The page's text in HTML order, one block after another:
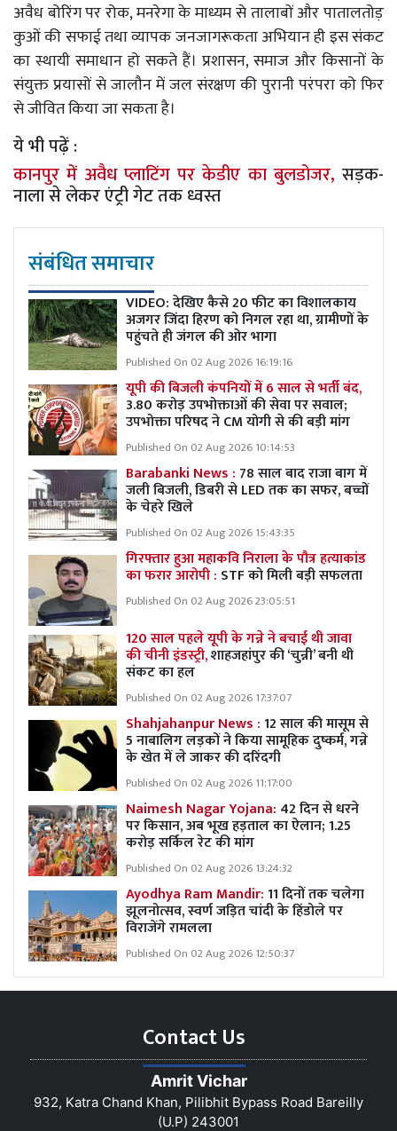
अवैध बोरिंग पर रोक, मनरेगा के माध्यम से तालाबों और पातालतोड़
कुओं की सफाई तथा व्यापक जनजागरूकता अभियान ही इस संकट
का स्थायी समाधान हो सकते हैं। प्रशासन, समाज और किसानों के
संयुक्त प्रयासों से जालौन में जल संरक्षण की पुरानी परंपरा को फिर
से जीवित किया जा सकता है।
ये भी पढ़ें :
कानपुर में अवैध प्लाटिंग पर केडीए का बुलडोजर, सड़क-
नाला से लेकर एंट्री गेट तक ध्वस्त
संबंधित समाचार
VIDEO: देखिए कैसे 20 फीट का विशालकाय
अजगर जिंदा हिरण को निगल रहा था, ग्रामीणों के
पहुंचते ही जंगल की ओर भागा
Published On 02 Aug 2026 16:19:16
यूपी की बिजली कंपनियों में 6 साल से भर्ती बंद,
3.80 करोड़ उपभोक्ताओं की सेवा पर सवाल;
उपभोक्ता परिषद ने CM योगी से की बड़ी मांग
Published On 02 Aug 2026 10:14:53
Barabanki News : 78 साल बाद राजा बाग में
जली बिजली, डिबरी से LED तक का सफर, बच्चों
के चेहरे खिले
Published On 02 Aug 2026 15:43:35
गिरफ्तार हुआ महाकवि निराला के पौत्र हत्याकांड
का फरार आरोपी : STF को मिली बड़ी सफलता
Published On 02 Aug 2026 23:05:51
120 साल पहले यूपी के गन्ने ने बचाई थी जावा
की चीनी इंडस्ट्री,शाहजहांपुर की ‘चुन्नी’ बनी थी
संकट का हल
Published On 02 Aug 2026 17:37:07
Shahjahanpur News :12 साल की मासूम से
5 नाबालिग लड़कों ने किया सामूहिक दुष्कर्म, गन्ने
के खेत में ले जाकर की दरिंदगी
Published On 02 Aug 2026 11:17:00
Naimesh Nagar Yojana: 42 दिन से धरने
पर किसान, अब भूख हड़ताल का ऐलान; 1.25
करोड़ सर्किल रेट की मांग
Published On 02 Aug 2026 13:24:32
Ayodhya Ram Mandir:11 दिनों तक चलेगा
झूलनोत्सव, स्वर्ण जड़ित चांदी के हिंडोले पर
विराजेंगे रामलला
Published On 02 Aug 2026 12:50:37
Contact Us
Amrit Vichar
932, Katra Chand Khan, Pilibhit Bypass Road Bareilly
(U.P) 243001